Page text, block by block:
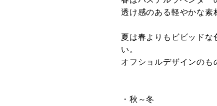
透け感のある軽やかな素
夏は春よりもビビッドな
い。
オフショルデザインのも
・秋～冬